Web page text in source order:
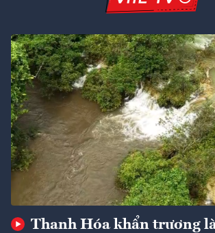
Thanh Hóa khẩn trương